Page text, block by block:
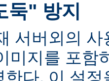
둑" 방지
서버외의
미지를 포함
한다. 이 설